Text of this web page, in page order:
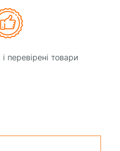
перевірені товари